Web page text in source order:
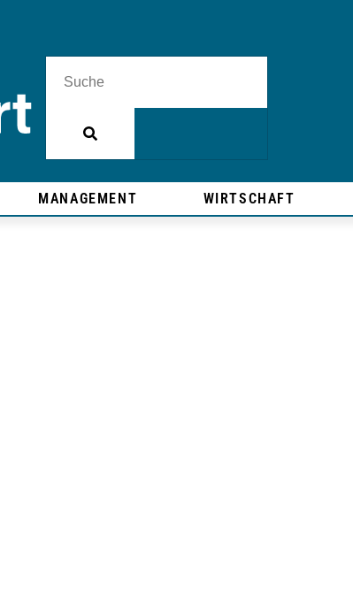
MANAGEMENT WIRTSCHAFT